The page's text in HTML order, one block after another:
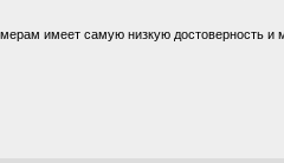
имеет самую низкую достоверность и